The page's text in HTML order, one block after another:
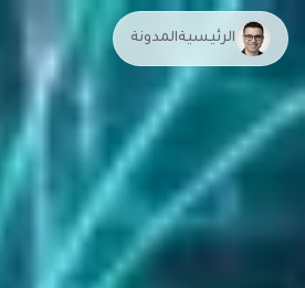
الرئيسيةالمدونة